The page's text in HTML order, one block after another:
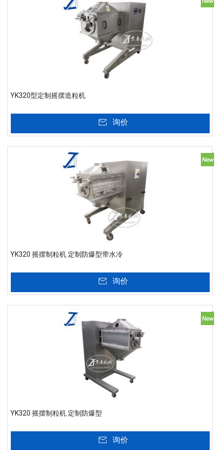
YK320型定制摇摆造粒机
询价
YK320 摇摆制粒机 定制防爆型带水冷
询价
YK320 摇摆制粒机 定制防爆型
询价